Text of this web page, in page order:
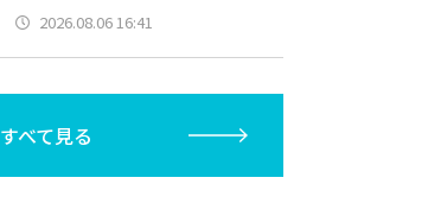
2026.08.06 16:41
すべて見る